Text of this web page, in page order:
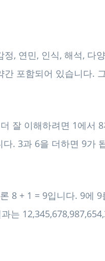
, 연민, 인식, 해석, 다
포함되어 있습니다.
잘 이해하려면 1에서
. 3과 6을 더하면 9가
8 + 1 = 9입니다. 9에
는